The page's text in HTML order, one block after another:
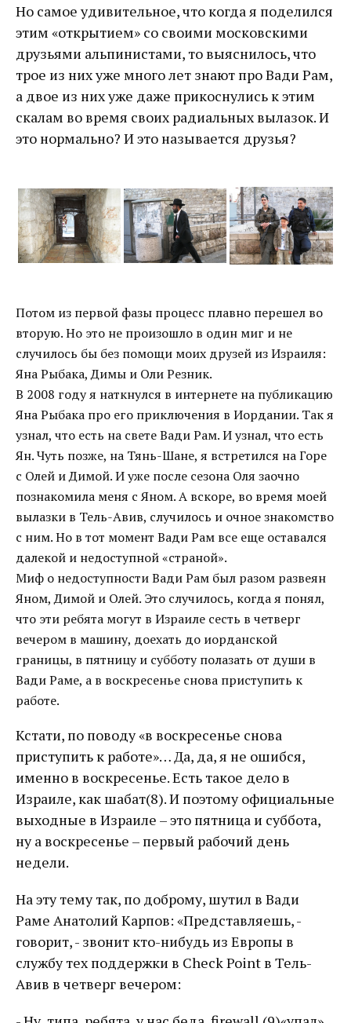
Но самое удивительное, что когда я поделился
этим «открытием» со своими московскими
друзьями альпинистами, то выяснилось, что
трое из них уже много лет знают про Вади Рам,
а двое из них уже даже прикоснулись к этим
скалам во время своих радиальных вылазок. И
это нормально? И это называется друзья?
Потом из первой фазы процесс плавно перешел во
вторую. Но это не произошло в один миг и не
случилось бы без помощи моих друзей из Израиля:
Яна Рыбака, Димы и Оли Резник.
В 2008 году я наткнулся в интернете на публикацию
Яна Рыбака про его приключения в Иордании. Так я
узнал, что есть на свете Вади Рам. И узнал, что есть
Ян. Чуть позже, на Тянь-Шане, я встретился на Горе
с Олей и Димой. И уже после сезона Оля заочно
познакомила меня с Яном. А вскоре, во время моей
вылазки в Тель-Авив, случилось и очное знакомство
с ним. Но в тот момент Вади Рам все еще оставался
далекой и недоступной «страной».
Миф о недоступности Вади Рам был разом развеян
Яном, Димой и Олей. Это случилось, когда я понял,
что эти ребята могут в Израиле сесть в четверг
вечером в машину, доехать до иорданской
границы, в пятницу и субботу полазать от души в
Вади Раме, а в воскресенье снова приступить к
работе.
Кстати, по поводу «в воскресенье снова
приступить к работе»… Да, да, я не ошибся,
именно в воскресенье. Есть такое дело в
Израиле, как шабат(8). И поэтому официальные
выходные в Израиле – это пятница и суббота,
ну а воскресенье – первый рабочий день
недели.
На эту тему так, по доброму, шутил в Вади
Раме Анатолий Карпов: «Представляешь, -
говорит, - звонит кто-нибудь из Европы в
службу тех поддержки в Check Point в Тель-
Авив в четверг вечером: